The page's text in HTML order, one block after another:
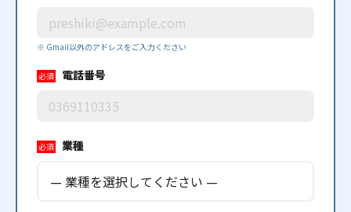
※ Gmail以外のアドレスをご入力ください
必須 電話番号
必須 業種